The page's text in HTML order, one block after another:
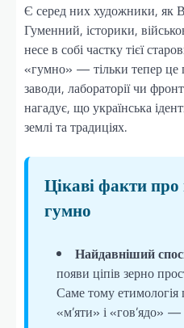
Є серед них художники, як
Гуменний, історики,
несе в собі частку тієї
«гумно» — тільки тепер це
заводи, лабораторії чи
нагадує, що українська
землі та традиціях.
Цікаві факти
гумно
Найдавніший
появи ціпів зерно
Саме тому етимологія
«м’яти» і «гов’ядо»